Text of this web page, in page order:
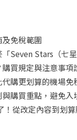
免稅範圍
Seven Stars（七
買規定與注意事項
購更划算的機場免
購買重點，避免入
從改定內容到划